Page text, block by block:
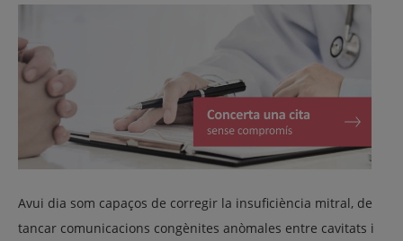
Avui dia som capaços de corregir la insuficiència mitral, de
tancar comunicacions congènites anòmales entre cavitats i